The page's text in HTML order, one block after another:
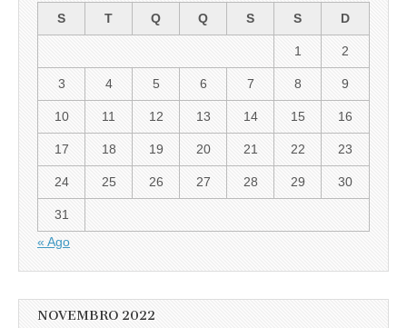
S
T Q Q S S D
1 2
3 4 5 6 7 8 9
10 11 12 13 14 15 16
17 18 19 20 21 22 23
24 25 26 27 28 29 30
31
« Ago
NOVEMBRO 2022